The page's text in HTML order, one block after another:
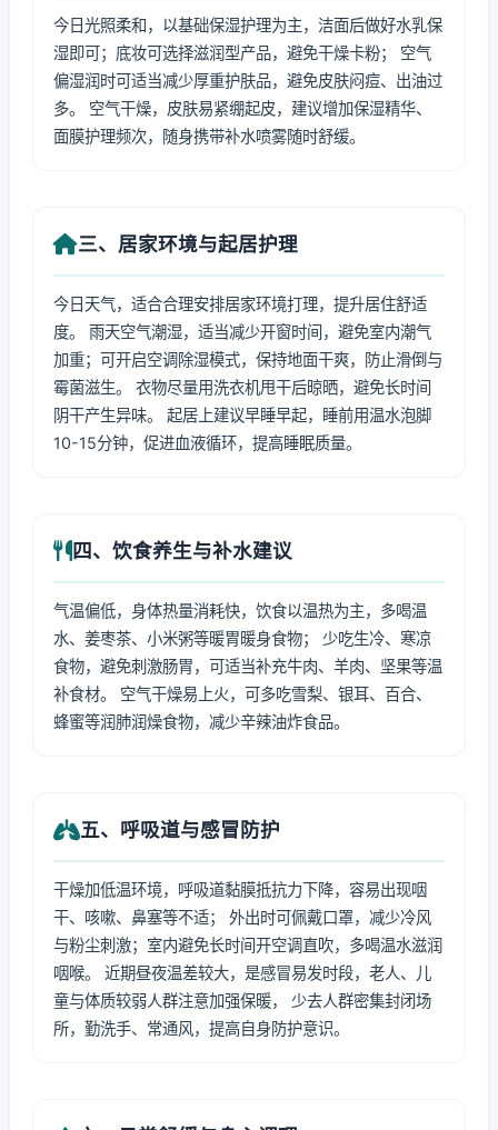
今日光照柔和，以基础保湿护理为主，洁面后做好水乳保
湿即可；底妆可选择滋润型产品，避免干燥卡粉； 空气
偏湿润时可适当减少厚重护肤品，避免皮肤闷痘、出油过
多。 空气干燥，皮肤易紧绷起皮，建议增加保湿精华、
面膜护理频次，随身携带补水喷雾随时舒缓。
三、居家环境与起居护理
今日天气，适合合理安排居家环境打理，提升居住舒适
度。 雨天空气潮湿，适当减少开窗时间，避免室内潮气
加重；可开启空调除湿模式，保持地面干爽，防止滑倒与
霉菌滋生。 衣物尽量用洗衣机甩干后晾晒，避免长时间
阴干产生异味。 起居上建议早睡早起，睡前用温水泡脚
10-15分钟，促进血液循环，提高睡眠质量。
四、饮食养生与补水建议
气温偏低，身体热量消耗快，饮食以温热为主，多喝温
水、姜枣茶、小米粥等暖胃暖身食物； 少吃生冷、寒凉
食物，避免刺激肠胃，可适当补充牛肉、羊肉、坚果等温
补食材。 空气干燥易上火，可多吃雪梨、银耳、百合、
蜂蜜等润肺润燥食物，减少辛辣油炸食品。
五、呼吸道与感冒防护
干燥加低温环境，呼吸道黏膜抵抗力下降，容易出现咽
干、咳嗽、鼻塞等不适； 外出时可佩戴口罩，减少冷风
与粉尘刺激；室内避免长时间开空调直吹，多喝温水滋润
咽喉。 近期昼夜温差较大，是感冒易发时段，老人、儿
童与体质较弱人群注意加强保暖， 少去人群密集封闭场
所，勤洗手、常通风，提高自身防护意识。